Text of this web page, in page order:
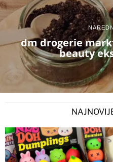
dm drogerie
beauty